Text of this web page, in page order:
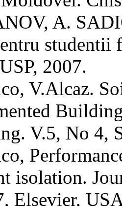
A.
studentii
2007.
V.Alcaz.
V.5, No 4,
isolation.
Elsevier,